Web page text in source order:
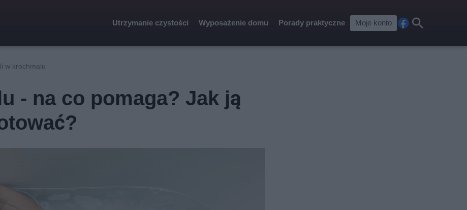
Utrzymanie czystości Wyposażenie domu Porady praktyczne Moje konto
cebkaj
w krochmalu
- na co pomaga? Jak ją